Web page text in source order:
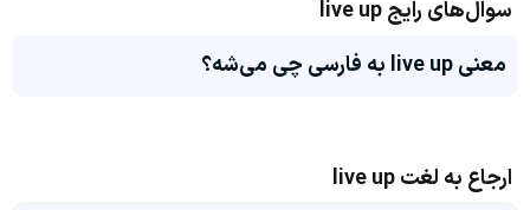
سوال‌های رایج live up
معنی live up به فارسی چی می‌شه؟
ارجاع به لغت live up